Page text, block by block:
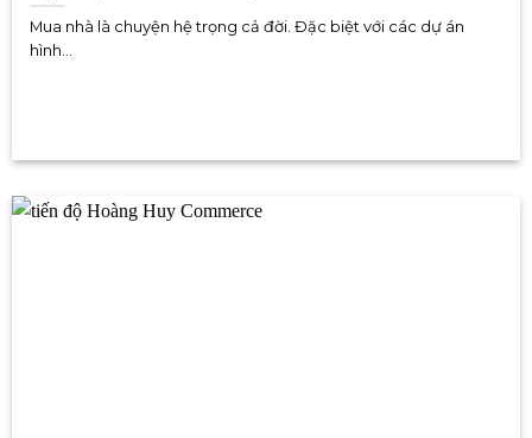
Mua nhà là chuyện hệ trọng cả đời. Đặc biệt với các dự án
hình...